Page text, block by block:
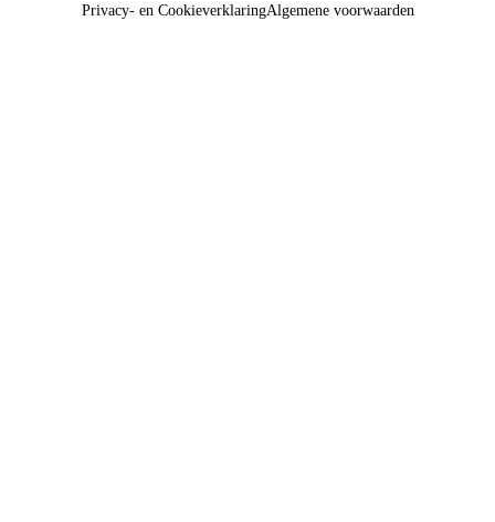
Privacy- en CookieverklaringAlgemene voorwaarden